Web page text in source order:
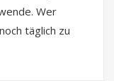
Wer
täglich zu